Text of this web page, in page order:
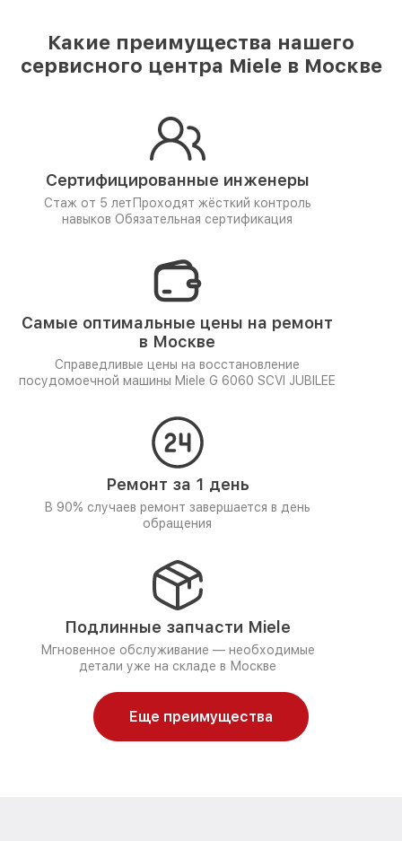
Какие преимущества нашего
сервисного центра Miele в Москве
Сертифицированные инженеры
Стаж от 5 лет Проходят жёсткий контроль
навыков Обязательная сертификация
Самые оптимальные цены на ремонт
в Москве
Справедливые цены на восстановление
посудомоечной машины Miele G 6060 SCVI JUBILEE
Ремонт за 1 день
В 90% случаев ремонт завершается в день
обращения
Подлинные запчасти Miele
Мгновенное обслуживание — необходимые
детали уже на складе в Москве
Еще преимущества